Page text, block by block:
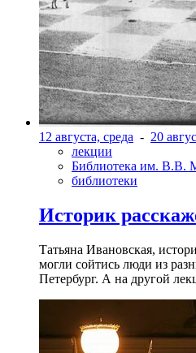
12 августа, среда - 20
лекции
Библиотека им. В.В.
библиотеки
Историк
Татьяна Ивановская,
могли сойтись люди из
Петербург. А на другой